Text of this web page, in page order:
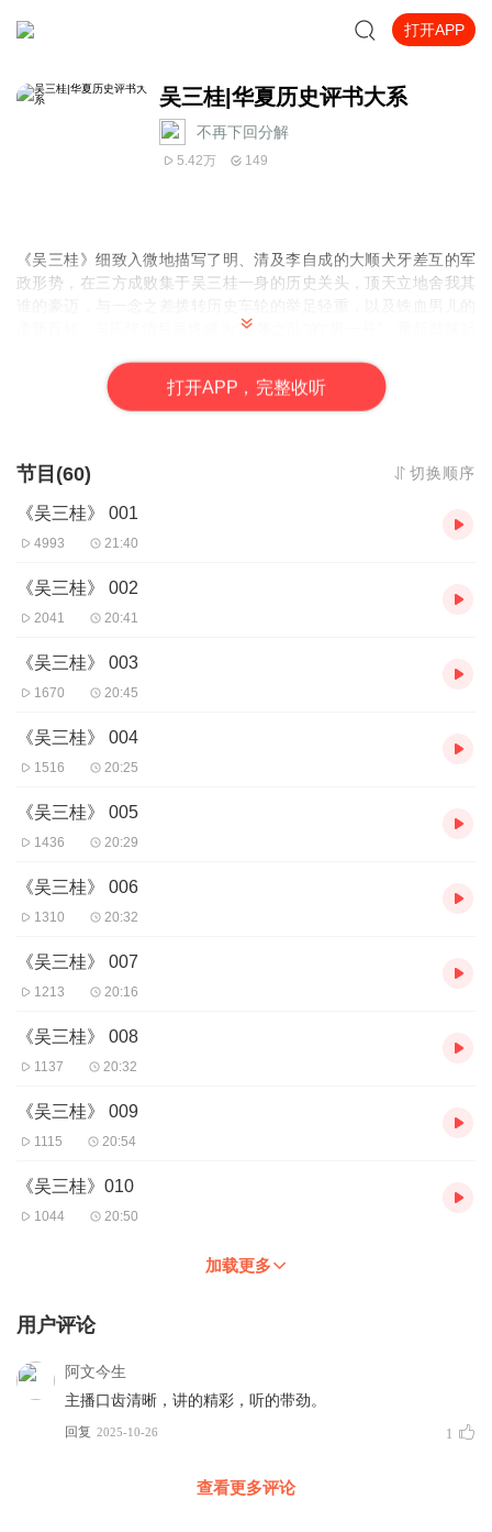
打开APP
吴三桂|华夏历史评书大系
不再下回分解
5.42万 149
《吴三桂》细致入微地描写了明、清及李自成的大顺犬牙差互的军
政形势，在三方成败集于吴三桂一身的历史关头，顶天立地舍我其
柔肠百转，吴氏降清后最终成为“三藩之乱”的“男一号”，重新鼓荡起
打开APP，完整收听
节目(60) 切换顺序
《吴三桂》 001
4993 21:40
《吴三桂》 002
2041 20:41
《吴三桂》 003
1670 20:45
《吴三桂》 004
1516 20:25
《吴三桂》 005
1436 20:29
《吴三桂》 006
1310 20:32
《吴三桂》 007
1213 20:16
《吴三桂》 008
1137 20:32
《吴三桂》 009
1115 20:54
《吴三桂》010
1044 20:50
加载更多
用户评论
阿文今生
主播口齿清晰，讲的精彩，听的带劲。
回复 2025-10-26 1
查看更多评论